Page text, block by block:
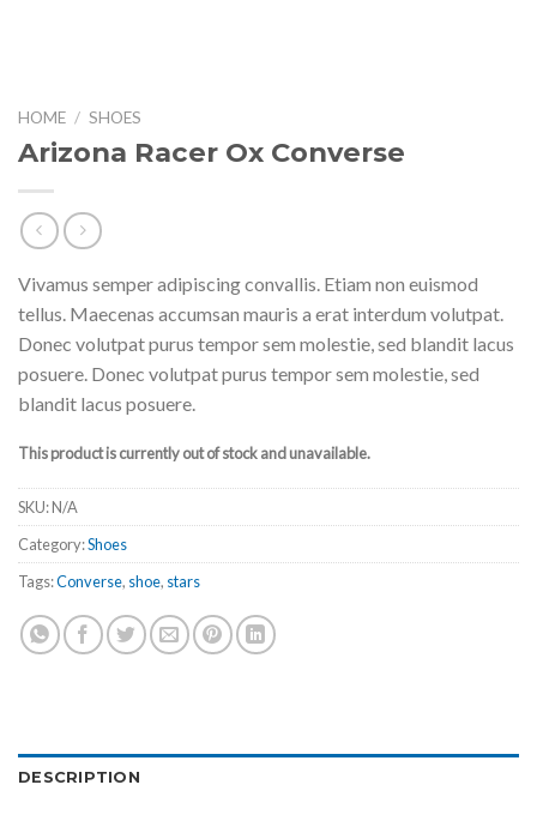
HOME / SHOES
Arizona Racer Ox Converse
Vivamus semper adipiscing convallis. Etiam non euismod
tellus. Maecenas accumsan mauris a erat interdum volutpat.
Donec volutpat purus tempor sem molestie, sed blandit lacus
posuere. Donec volutpat purus tempor sem molestie, sed
blandit lacus posuere.
This product is currently out of stock and unavailable.
SKU:N/A
Category:Shoes
Tags:Converse, shoe, stars
DESCRIPTION